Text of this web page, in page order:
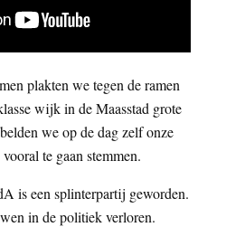
plakten we tegen de ramen
wijk in de Maasstad grote
we op de dag zelf onze
te gaan stemmen.
is een splinterpartij geworden.
in de politiek verloren.